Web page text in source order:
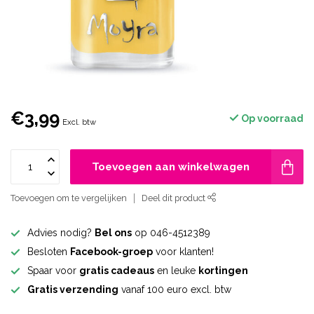
€3,99 Excl. btw Op voorraad
Toevoegen aan winkelwagen
Toevoegen om te vergelijken Deel dit product
Advies nodig? Bel ons op 046-4512389
Besloten Facebook-groep voor klanten!
Spaar voor gratis cadeaus en leuke kortingen
Gratis verzending vanaf 100 euro excl. btw